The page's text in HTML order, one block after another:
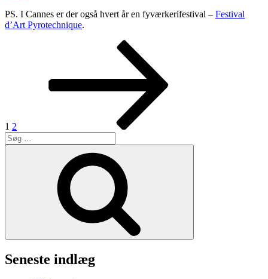
PS. I Cannes er der også hvert år en fyværkerifestival – Festival
d’Art Pyrotechnique.
1 2
Søg
efter:
Seneste indlæg